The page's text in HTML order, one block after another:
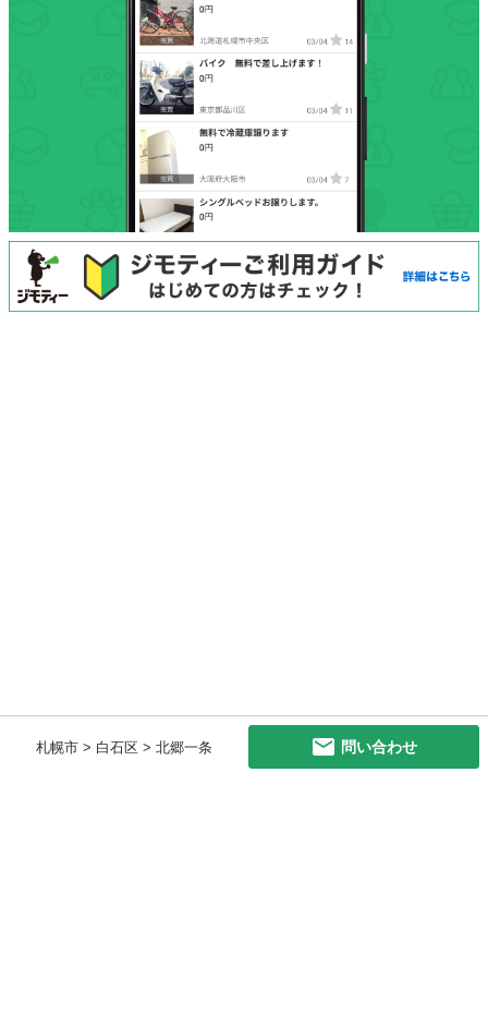
札幌市 > 白石区 > 北郷一条 問い合わせ